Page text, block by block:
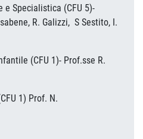
e Specialistica (CFU 5)-
R. Galizzi, S Sestito, I.
(CFU 1)- Prof.sse R.
1) Prof. N.